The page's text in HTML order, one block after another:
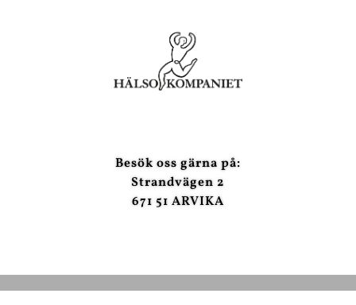
Besök oss gärna på:
Strandvägen 2
671 51 ARVIKA